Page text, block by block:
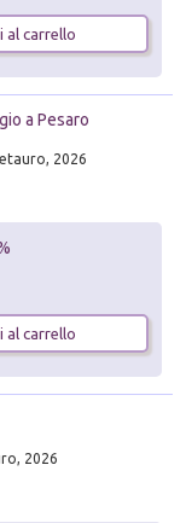
al carrello
a Pesaro
2026
al carrello
2026